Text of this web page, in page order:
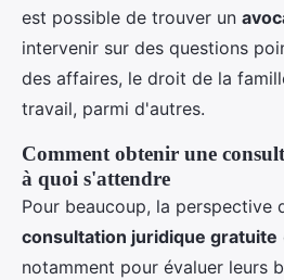
est possible de trouver un
intervenir sur des questions
des affaires, le droit de la
travail, parmi d'autres.
Comment obtenir une
à quoi s'attendre
Pour beaucoup, la perspective
consultation juridique gratuite
notamment pour évaluer leurs